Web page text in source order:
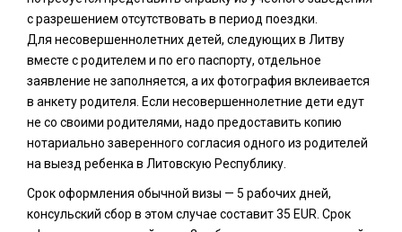
с разрешением отсутствовать в период поездки.
Для несовершеннолетних детей, следующих в Литву
вместе с родителем и по его паспорту, отдельное
заявление не заполняется, а их фотография вклеивается
в анкету родителя. Если несовершеннолетние дети едут
не со своими родителями, надо предоставить копию
нотариально заверенного согласия одного из родителей
на выезд ребенка в Литовскую Республику.
Срок оформления обычной визы — 5 рабочих дней,
консульский сбор в этом случае составит 35 EUR. Срок